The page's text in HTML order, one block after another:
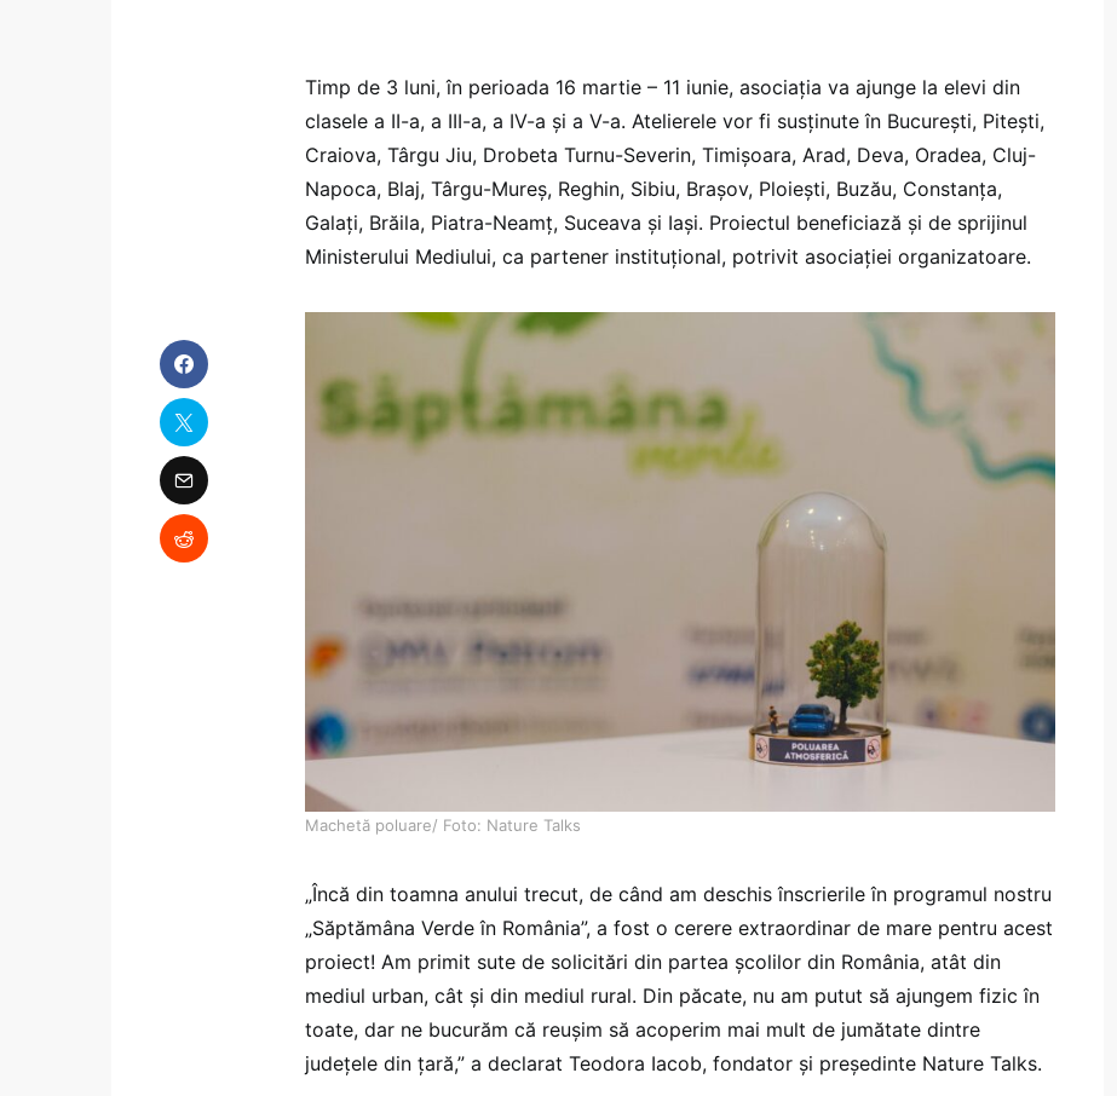
Timp de 3 luni, în perioada 16 martie – 11 iunie, asociația va ajunge la elevi din
clasele a II-a, a III-a, a IV-a și a V-a. Atelierele vor fi susținute în București, Pitești,
Craiova, Târgu Jiu, Drobeta Turnu-Severin, Timișoara, Arad, Deva, Oradea, Cluj-
Napoca, Blaj, Târgu-Mureș, Reghin, Sibiu, Brașov, Ploiești, Buzău, Constanța,
Galați, Brăila, Piatra-Neamț, Suceava și Iași. Proiectul beneficiază și de sprijinul
Ministerului Mediului, ca partener instituțional, potrivit asociației organizatoare.
Machetă poluare/ Foto: Nature Talks
„Încă din toamna anului trecut, de când am deschis înscrierile în programul nostru
„Săptămâna Verde în România”, a fost o cerere extraordinar de mare pentru acest
proiect! Am primit sute de solicitări din partea școlilor din România, atât din
mediul urban, cât și din mediul rural. Din păcate, nu am putut să ajungem fizic în
toate, dar ne bucurăm că reușim să acoperim mai mult de jumătate dintre
județele din țară,” a declarat Teodora Iacob, fondator și președinte Nature Talks.